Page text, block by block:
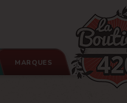
MARQUES